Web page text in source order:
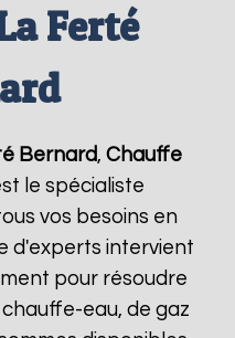
Ferté
Bernard, Chauffe
le spécialiste
vos besoins en
d'experts intervient
pour résoudre
eau, de gaz